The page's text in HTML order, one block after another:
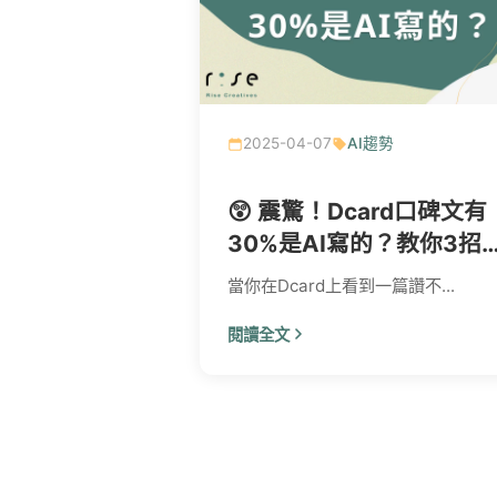
2025-04-07 AI趨勢
😲 震驚！Dcard口碑文有
30%是AI寫的？教你3招
別真假評價～
當你在Dcard上看到一篇讚不...
閱讀全文